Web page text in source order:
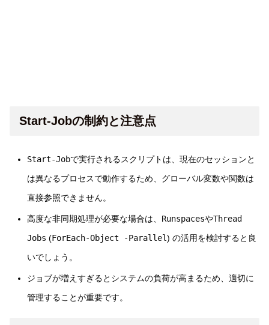
Start-Jobの制約と注意点
Start-Jobで実行されるスクリプトは、現在のセッションと
は異なるプロセスで動作するため、グローバル変数や関数は
直接参照できません。
高度な非同期処理が必要な場合は、 RunspacesやThread
Jobs (ForEach-Object -Parallel) の活用を検討すると良
いでしょう。
ジョブが増えすぎるとシステムの負荷が高まるため、適切に
管理することが重要です。